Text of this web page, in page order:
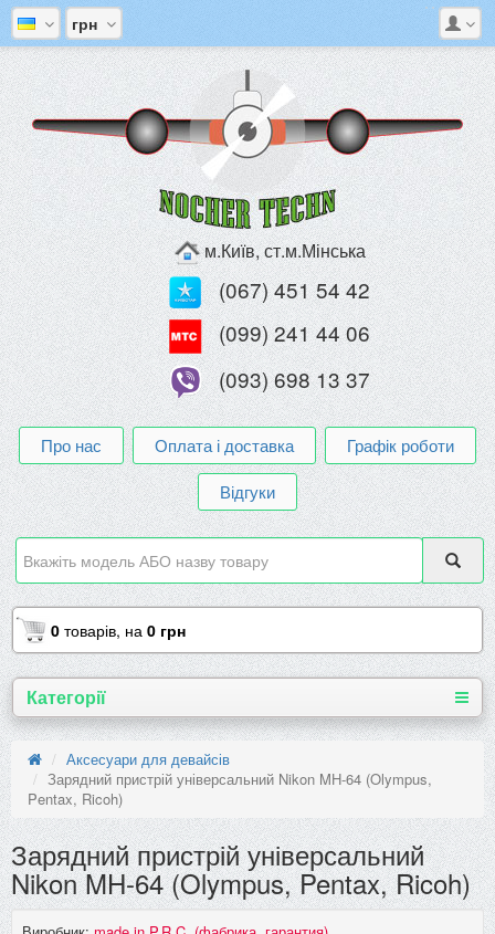
грн
м.Київ, ст.м.Мінська
(067) 451 54 42
(099) 241 44 06
(093) 698 13 37
Про нас Оплата і доставка
Графік роботи
Відгуки
0 товарів, на 0 грн
Категорії
Аксесуари для девайсів
Зарядний пристрій універсальний Nikon MH-64 (Olympus,
Pentax, Ricoh)
Зарядний пристрій універсальний
Nikon MH-64 (Olympus, Pentax, Ricoh)